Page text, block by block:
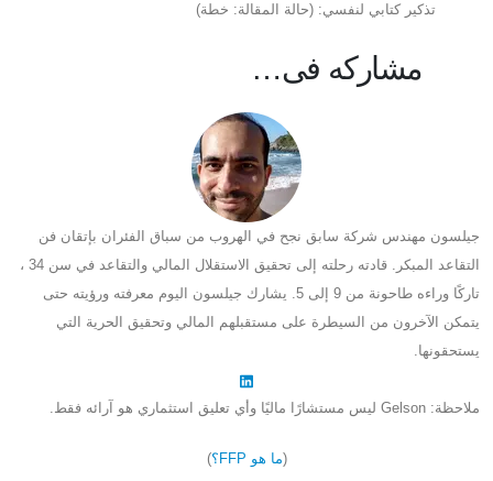
تذكير كتابي لنفسي: (حالة المقالة: خطة)
مشاركه فى…
جيلسون مهندس شركة سابق نجح في الهروب من سباق الفئران بإتقان فن
التقاعد المبكر. قادته رحلته إلى تحقيق الاستقلال المالي والتقاعد في سن 34 ،
تاركًا وراءه طاحونة من 9 إلى 5. يشارك جيلسون اليوم معرفته ورؤيته حتى
يتمكن الآخرون من السيطرة على مستقبلهم المالي وتحقيق الحرية التي
يستحقونها.
ملاحظة: Gelson ليس مستشارًا ماليًا وأي تعليق استثماري هو آرائه فقط.
(ما هو FFP؟ )